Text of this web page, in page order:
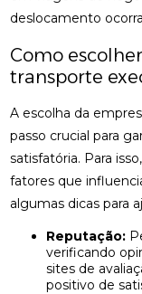
deslocamento
Como
transporte
A escolha da
passo crucial para
satisfatória. Para
fatores que
algumas dicas para
Reputação:
verificando
sites de
positivo de